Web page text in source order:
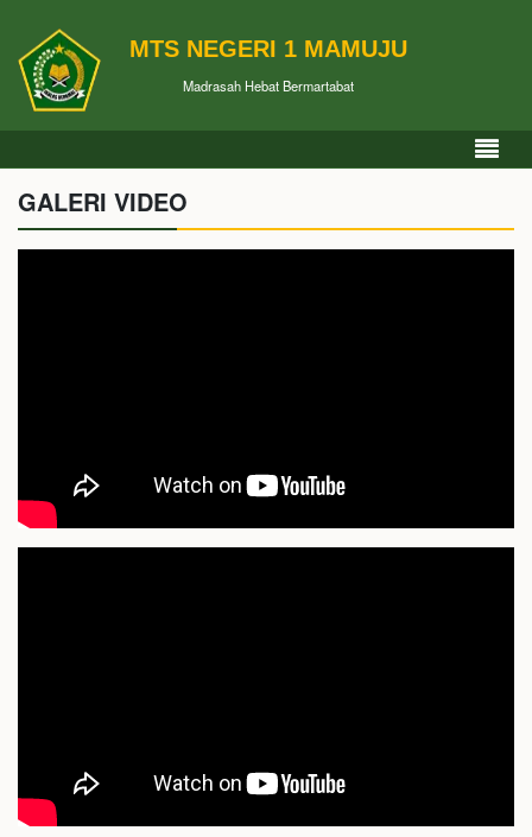
MTS NEGERI 1 MAMUJU
Madrasah Hebat Bermartabat
GALERI VIDEO